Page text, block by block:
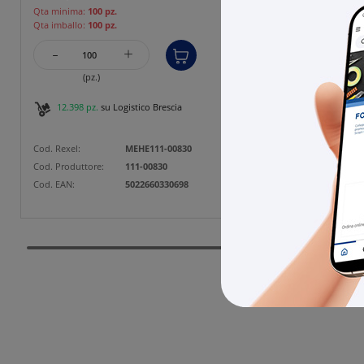
Qta minima: 100 pz.
Qta imballo: 100 pz.
- +
(pz.)
12.398 pz. su Logistico Brescia
Cod. Rexel:
MEHE111-00830
Cod. Produttore:
111-00830
Cod. EAN:
5022660330698
Qta
Qta
-
800
Cod. Rexel:
Cod.
Cod. EAN: